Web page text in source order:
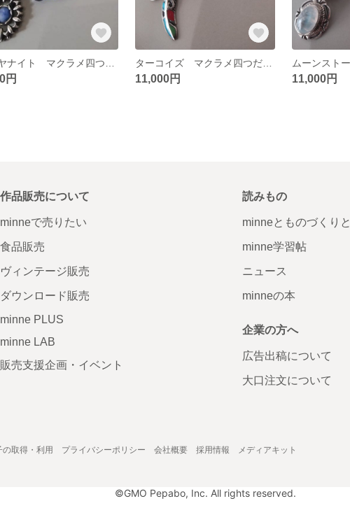
円
ターコイズ マクラメ四つだたみ編みブレスレット
11,000円 11,000円
作品販売について
minneで売りたい
食品販売
ヴィンテージ販売
ダウンロード販売
minne PLUS
minne LAB
販売支援企画・イベント
読みもの
minneとものづくりと
minne学習帖
ニュース
minneの本
企業の方へ
広告出稿について
大口注文について
の取得・利用 プライバシーポリシー 会社概要 採用情報 メディアキット
©GMO Pepabo, Inc. All rights reserved.